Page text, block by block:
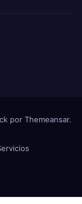
por Themeansar.